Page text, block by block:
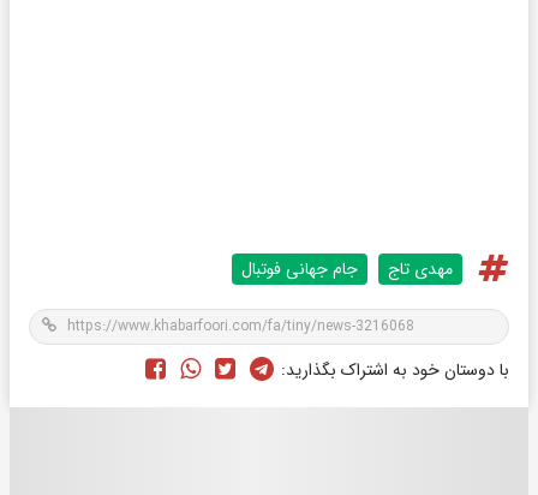
مهدی تاج جام جهانی فوتبال
با دوستان خود به اشتراک بگذارید: